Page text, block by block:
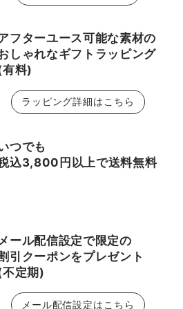
フターユース可能な素材の
しゃれなギフトラッピング
料)
ラッピング詳細はこちら
つでも
込3,800円以上で送料無料
ール配信設定で限定の
引クーポンをプレゼント
定期)
メール配信設定はこちら